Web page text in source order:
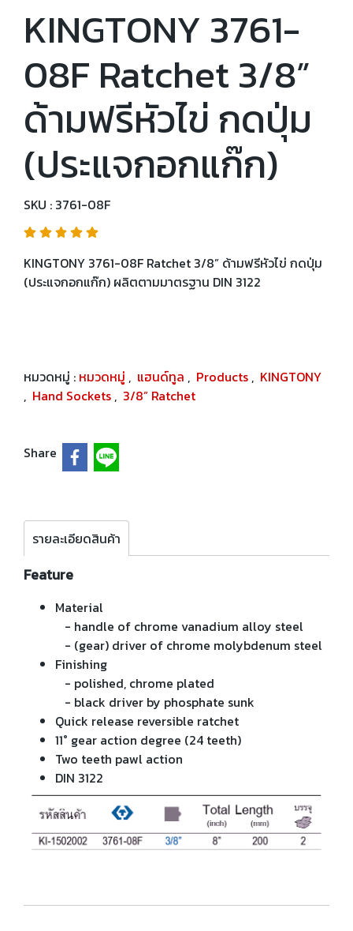
KINGTONY 3761-
08F Ratchet 3/8”
ด้ามฟรีหัวไข่ กดปุ่ม
(ประแจกอกแก๊ก)
SKU : 3761-08F
KINGTONY 3761-08F Ratchet 3/8” ด้ามฟรีหัวไข่ กดปุ่ม
(ประแจกอกแก๊ก) ผลิตตามมาตรฐาน DIN 3122
หมวดหมู่ : หมวดหมู่ , แฮนด์ทูล , Products , KINGTONY
, Hand Sockets , 3/8” Ratchet
Share
รายละเอียดสินค้า
Feature
Material
- handle of chrome vanadium alloy steel
- (gear) driver of chrome molybdenum steel
Finishing
- polished, chrome plated
- black driver by phosphate sunk
Quick release reversible ratchet
11° gear action degree (24 teeth)
Two teeth pawl action
DIN 3122